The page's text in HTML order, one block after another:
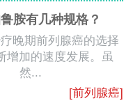
胺有几种规格？
期前列腺癌的选择
增加的速度发展。虽
然...
[前列腺癌]